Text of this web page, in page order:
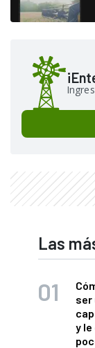
Las
ser
y